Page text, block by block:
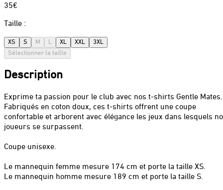
35€
Taille :
XS S M L XL XXL
3XL
Sélectionner la taille
Description
Exprime ta passion pour le club avec nos t-shirts Gentle Mates.
Fabriqués en coton doux, ces t-shirts offrent une coupe
confortable et arborent avec élégance les jeux dans lesquels
joueurs se surpassent.
Coupe unisexe.
Le mannequin femme mesure 174 cm et porte la taille XS.
Le mannequin homme mesure 189 cm et porte la taille S.